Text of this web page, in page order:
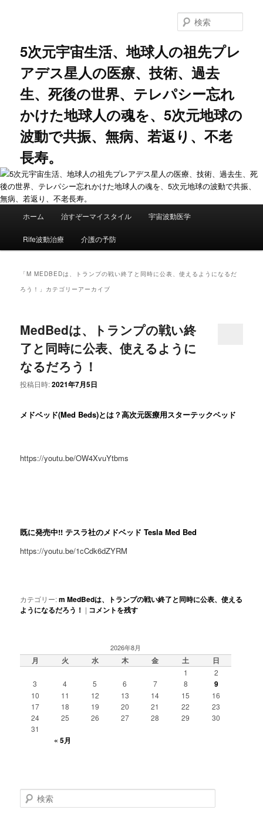
5次元宇宙生活、地球人の祖先プレ
アデス星人の医療、技術、過去
生、死後の世界、テレパシー忘れ
かけた地球人の魂を、5次元地球の
波動で共振、無病、若返り、不老
長寿。
索
メ
ホーム 治すぞーマイスタイル 宇宙波動医学
Rife波動治療 介護の予防
「M MEDBEDは、トランプの戦い終了と同時に公表、使えるようになるだ
ろう！ 」カテゴリーアーカイブ
MedBedは、トランプの戦い終
了と同時に公表、使えるように
なるだろう！
投稿日時:2021年7月5日
メドベッド(Med Beds)とは？高次元医療用スターテックベッド
https://youtu.be/OW4XvuYtbms
既に発売中!! テスラ社のメドベッド Tesla Med Bed
https://youtu.be/1cCdk6dZYRM
カテゴリー:m MedBedは、トランプの戦い終了と同時に公表、使える
ようになるだろう！ | コメントを残す
2026年8月
月 火 水 木 金 土 日
1
2
3
4 5 6 7 8 9
10 11 12 13 14 15
16
17
18 19 20 21 22
23
24
25 26 27 28 29
30
31
« 5月
検
索